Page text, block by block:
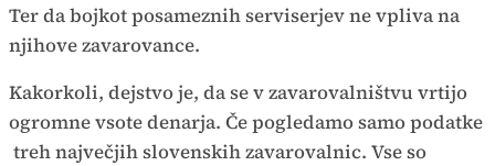
Ter da bojkot posameznih serviserjev ne vpliva na
njihove zavarovance.
Kakorkoli, dejstvo je, da se v zavarovalništvu vrtijo
ogromne vsote denarja. Če pogledamo samo podatke
treh največjih slovenskih zavarovalnic. Vse so